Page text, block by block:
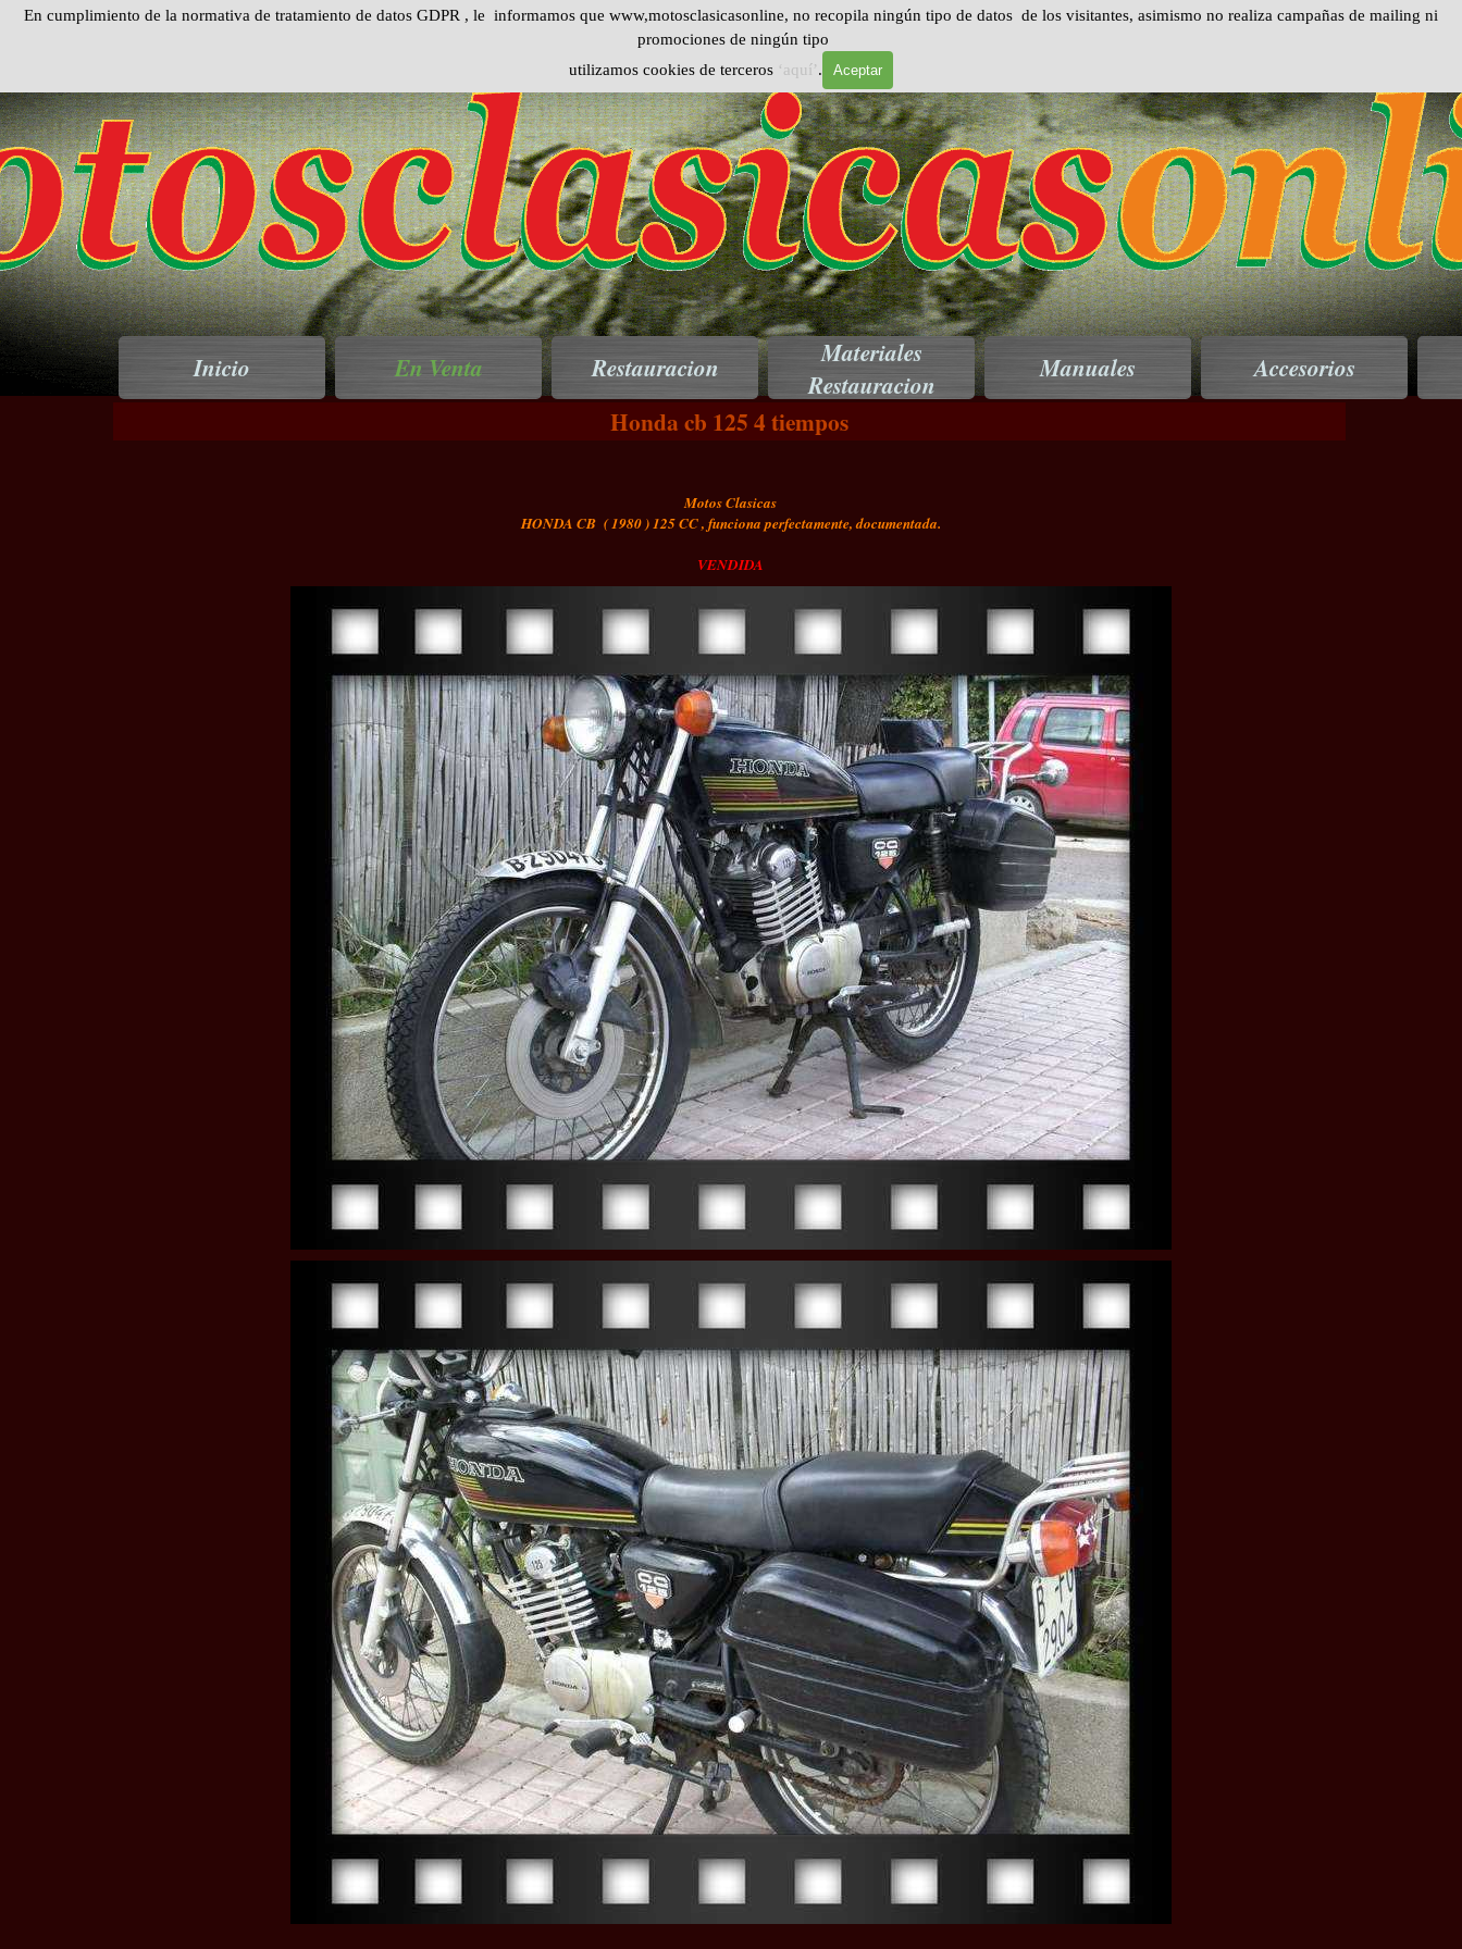
En cumplimiento de la normativa de tratamiento de datos GDPR , le informamos que www,motosclasicasonline, no recopila ningún tipo de datos de los visitantes, asimismo no realiza campañas de mailing ni
promociones de ningún tipo
utilizamos cookies de terceros ‘aquí’. Aceptar
Vaya al Contenido
Inicio En Venta ▼
Restauracion ▼
Materiales
Restauracion
▼
Manuales ▼
Accesorios
Honda cb 125 4 tiempos
Motos Clasicas
HONDA CB ( 1980 ) 125 CC , funciona perfectamente, documentada.
VENDIDA